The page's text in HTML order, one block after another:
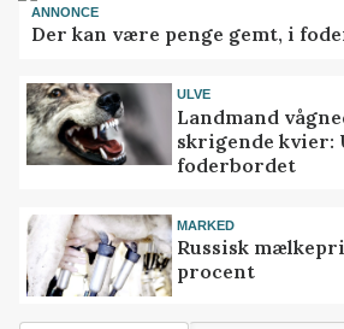
ANNONCE
Der kan være penge gemt, i
ULVE
Landmand
skrigende kvier:
foderbordet
MARKED
Russisk
procent